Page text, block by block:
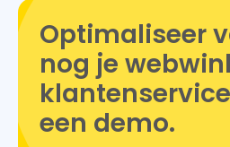
Optimaliseer
nog je
een demo.